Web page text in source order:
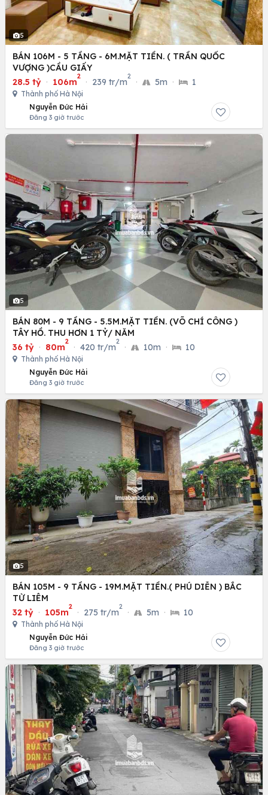
5
BÁN 106M - 5 TẦNG - 6M.MẶT TIỀN. ( TRẦN QUỐC
VƯỢNG )CẦU GIẤY
28.5 tỷ · 106m
2
· 239 tr/m
2
· 5m · 1
Thành phố Hà Nội
Nguyễn Đức Hải
Đăng 3 giờ trước
5
BÁN 80M - 9 TẦNG - 5.5M.MẶT TIỀN. (VÕ CHÍ CÔNG )
TÂY HỒ. THU HƠN 1 TỶ/ NĂM
36 tỷ · 80m
2
· 420 tr/m
2
· 10m · 10
Thành phố Hà Nội
Nguyễn Đức Hải
Đăng 3 giờ trước
5
BÁN 105M - 9 TẦNG - 19M.MẶT TIỀN.( PHÚ DIỄN ) BẮC
TỪ LIÊM
32 tỷ · 105m
2
· 275 tr/m
2
· 5m · 10
Thành phố Hà Nội
Nguyễn Đức Hải
Đăng 3 giờ trước